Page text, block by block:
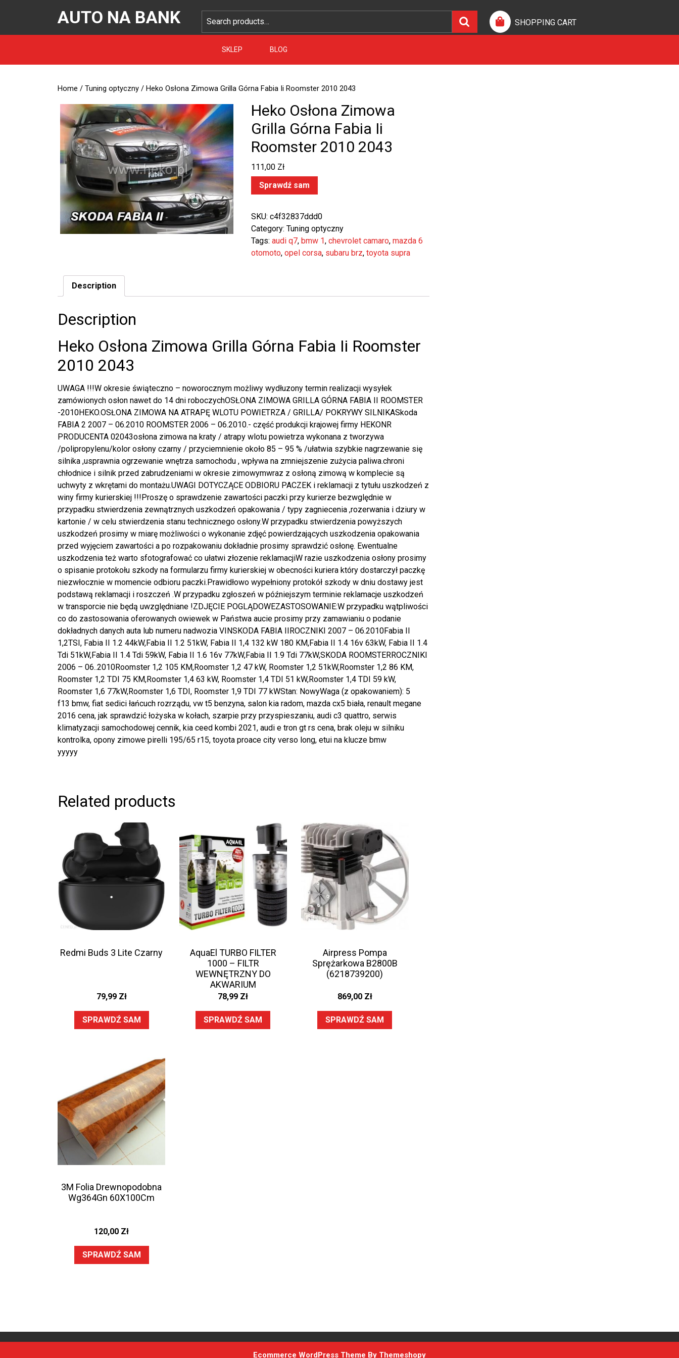
AUTO NA BANK SHOPPING CART
SKLEP BLOG
Home / Tuning optyczny / Heko Osłona Zimowa Grilla Górna Fabia Ii Roomster 2010 2043
Heko Osłona Zimowa
Grilla Górna Fabia Ii
Roomster 2010 2043
111,00 Zł
Sprawdź sam
SKU: c4f32837ddd0
Category: Tuning optyczny
Tags: audi q7, bmw 1, chevrolet camaro, mazda 6
otomoto, opel corsa, subaru brz, toyota supra
Description
Description
Heko Osłona Zimowa Grilla Górna Fabia Ii Roomster
2010 2043
UWAGA !!!W okresie świąteczno – noworocznym możliwy wydłuzony termin realizacji wysyłek
zamówionych osłon nawet do 14 dni roboczychOSŁONA ZIMOWA GRILLA GÓRNA FABIA II ROOMSTER
-2010HEKO.OSŁONA ZIMOWA NA ATRAPĘ WLOTU POWIETRZA / GRILLA/ POKRYWY SILNIKASkoda
FABIA 2 2007 – 06.2010 ROOMSTER 2006 – 06.2010.- część produkcji krajowej firmy HEKONR
PRODUCENTA 02043osłona zimowa na kraty / atrapy wlotu powietrza wykonana z tworzywa
/polipropylenu/kolor osłony czarny / przyciemnienie około 85 – 95 % /ułatwia szybkie nagrzewanie się
silnika ,usprawnia ogrzewanie wnętrza samochodu , wpływa na zmniejszenie zużycia paliwa.chroni
chłodnice i silnik przed zabrudzeniami w okresie zimowymwraz z osłoną zimową w komplecie są
uchwyty z wkrętami do montażu.UWAGI DOTYCZĄCE ODBIORU PACZEK i reklamacji z tytułu uszkodzeń z
winy firmy kurierskiej !!!Proszę o sprawdzenie zawartości paczki przy kurierze bezwględnie w
przypadku stwierdzenia zewnątrznych uszkodzeń opakowania / typy zagniecenia ,rozerwania i dziury w
kartonie / w celu stwierdzenia stanu technicznego osłony.W przypadku stwierdzenia powyższych
uszkodzeń prosimy w miarę możliwości o wykonanie zdjęć powierdzających uszkodzenia opakowania
przed wyjęciem zawartości a po rozpakowaniu dokładnie prosimy sprawdzić osłonę. Ewentualne
uszkodzenia też warto sfotografować co ułatwi złozenie reklamacjiW razie uszkodzenia osłony prosimy
o spisanie protokołu szkody na formularzu firmy kurierskiej w obecności kuriera który dostarczył paczkę
niezwłocznie w momencie odbioru paczki.Prawidłowo wypełniony protokół szkody w dniu dostawy jest
podstawą reklamacji i roszczeń .W przypadku zgłoszeń w późniejszym terminie reklamacje uszkodzeń
w transporcie nie będą uwzględniane !ZDJĘCIE POGLĄDOWEZASTOSOWANIE:W przypadku wątpliwości
co do zastosowania oferowanych owiewek w Państwa aucie prosimy przy zamawianiu o podanie
dokładnych danych auta lub numeru nadwozia VINSKODA FABIA IIROCZNIKI 2007 – 06.2010Fabia II
1,2TSI, Fabia II 1.2 44kW,Fabia II 1.2 51kW, Fabia II 1,4 132 kW 180 KM,Fabia II 1.4 16v 63kW, Fabia II 1.4
Tdi 51kW,Fabia II 1.4 Tdi 59kW, Fabia II 1.6 16v 77kW,Fabia II 1.9 Tdi 77kW,SKODA ROOMSTERROCZNIKI
2006 – 06..2010Roomster 1,2 105 KM,Roomster 1,2 47 kW, Roomster 1,2 51kW,Roomster 1,2 86 KM,
Roomster 1,2 TDI 75 KM,Roomster 1,4 63 kW, Roomster 1,4 TDI 51 kW,Roomster 1,4 TDI 59 kW,
Roomster 1,6 77kW,Roomster 1,6 TDI, Roomster 1,9 TDI 77 kWStan: NowyWaga (z opakowaniem): 5
f13 bmw, fiat sedici łańcuch rozrządu, vw t5 benzyna, salon kia radom, mazda cx5 biała, renault megane
2016 cena, jak sprawdzić łożyska w kołach, szarpie przy przyspieszaniu, audi c3 quattro, serwis
klimatyzacji samochodowej cennik, kia ceed kombi 2021, audi e tron gt rs cena, brak oleju w silniku
kontrolka, opony zimowe pirelli 195/65 r15, toyota proace city verso long, etui na klucze bmw
yyyyy
Related products
Redmi Buds 3 Lite Czarny
79,99 Zł
SPRAWDŹ SAM
AquaEl TURBO FILTER
1000 – FILTR
WEWNĘTRZNY DO
AKWARIUM
78,99 Zł
SPRAWDŹ SAM
Airpress Pompa
Sprężarkowa B2800B
(6218739200)
869,00 Zł
SPRAWDŹ SAM
3M Folia Drewnopodobna
Wg364Gn 60X100Cm
120,00 Zł
SPRAWDŹ SAM
Ecommerce WordPress Theme By Themeshopy